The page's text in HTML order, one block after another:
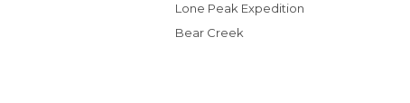
Lone Peak Expedition
Bear Creek